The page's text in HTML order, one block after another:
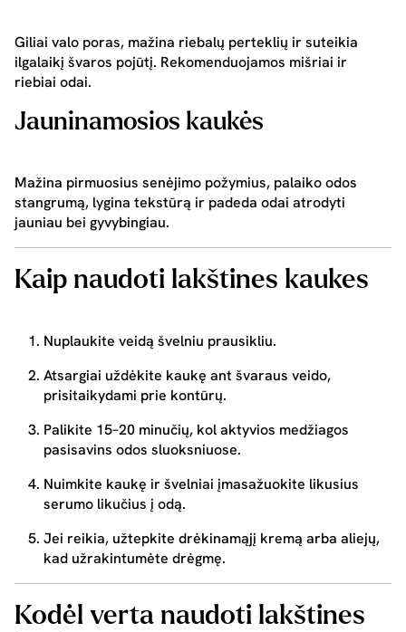
Giliai valo poras, mažina riebalų perteklių ir suteikia
ilgalaikį švaros pojūtį. Rekomenduojamos mišriai ir
riebiai odai.
Jauninamosios kaukės
Mažina pirmuosius senėjimo požymius, palaiko odos
stangrumą, lygina tekstūrą ir padeda odai atrodyti
jauniau bei gyvybingiau.
Kaip naudoti lakštines kaukes
Nuplaukite veidą švelniu prausikliu.
Atsargiai uždėkite kaukę ant švaraus veido,
prisitaikydami prie kontūrų.
Palikite 15–20 minučių, kol aktyvios medžiagos
pasisavins odos sluoksniuose.
Nuimkite kaukę ir švelniai įmasažuokite likusius
serumo likučius į odą.
Jei reikia, užtepkite drėkinamąjį kremą arba aliejų,
kad užrakintumėte drėgmę.
Kodėl verta naudoti lakštines